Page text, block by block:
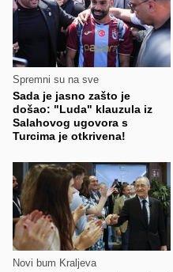
Spremni su na sve
Sada je jasno zašto je
došao: "Luda" klauzula iz
Salahovog ugovora s
Turcima je otkrivena!
Novi bum Kraljeva